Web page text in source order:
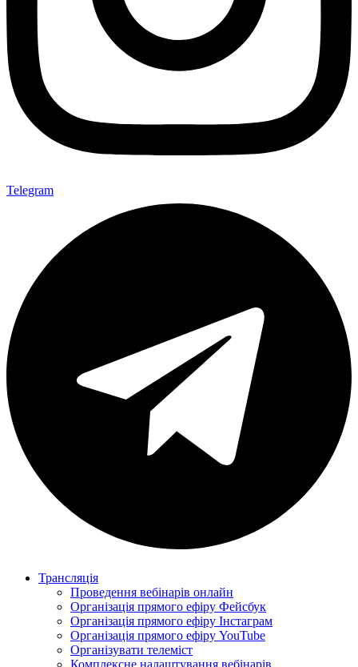
Telegram
Трансляція
Проведення вебінарів онлайн
Організація прямого ефіру Фейсбук
Організація прямого ефіру Інстаграм
Організація прямого ефіру YouTube
Організувати телеміст
Комплексне налаштування вебінарів